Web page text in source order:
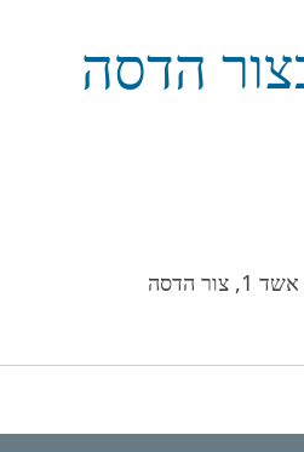
הדסה
הדסה